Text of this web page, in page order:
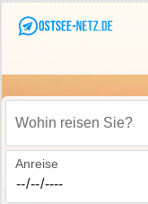
Wohin reisen Sie?
Anreise